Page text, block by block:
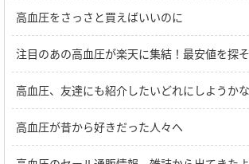
高血圧をさっさと買えばいいのに
注目のあの高血圧が楽天に集結！最安値を探そ
高血圧、友達にも紹介したいどれにしようか
高血圧が昔から好きだった人々へ